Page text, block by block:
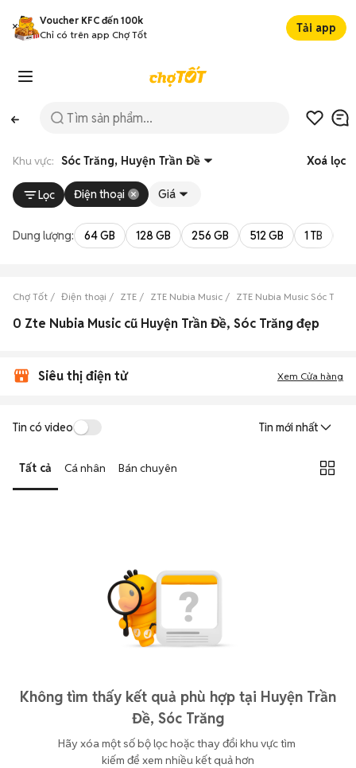
Voucher KFC đến 100k
Chỉ có trên app Chợ Tốt
Tải app
Khu vực: Sóc Trăng, Huyện Trần Đề Xoá lọc
Lọc Điện thoại Giá
Dung lượng: 64 GB 128 GB 256 GB 512 GB 1 TB
Chợ Tốt Điện thoại ZTE ZTE Nubia Music ZTE Nubia Music Sóc Trăng
0 Zte Nubia Music cũ Huyện Trần Đề, Sóc Trăng đẹp
Siêu thị điện tử Xem Cửa hàng
Tin có video Tin mới nhất
Tất cả Cá nhân Bán chuyên
Không tìm thấy kết quả phù hợp tại Huyện Trần
Đề, Sóc Trăng
Hãy xóa một số bộ lọc hoặc thay đổi khu vực tìm
kiếm để xem nhiều kết quả hơn